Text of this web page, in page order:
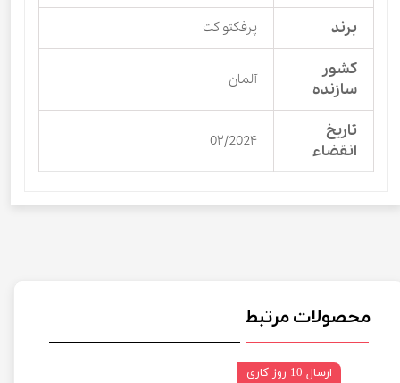
برند پرفکتو کت
کشور
سازنده
آلمان
تاریخ
انقضاء
0۲/202۴
محصولات مرتبط
ارسال 10 روز کاری